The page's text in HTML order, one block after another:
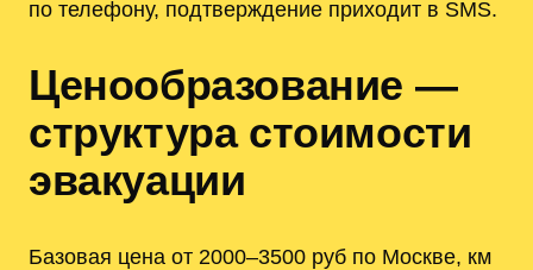
по телефону, подтверждение приходит в SMS.
Ценообразование —
структура стоимости
эвакуации
Базовая цена от 2000–3500 руб по Москве, км